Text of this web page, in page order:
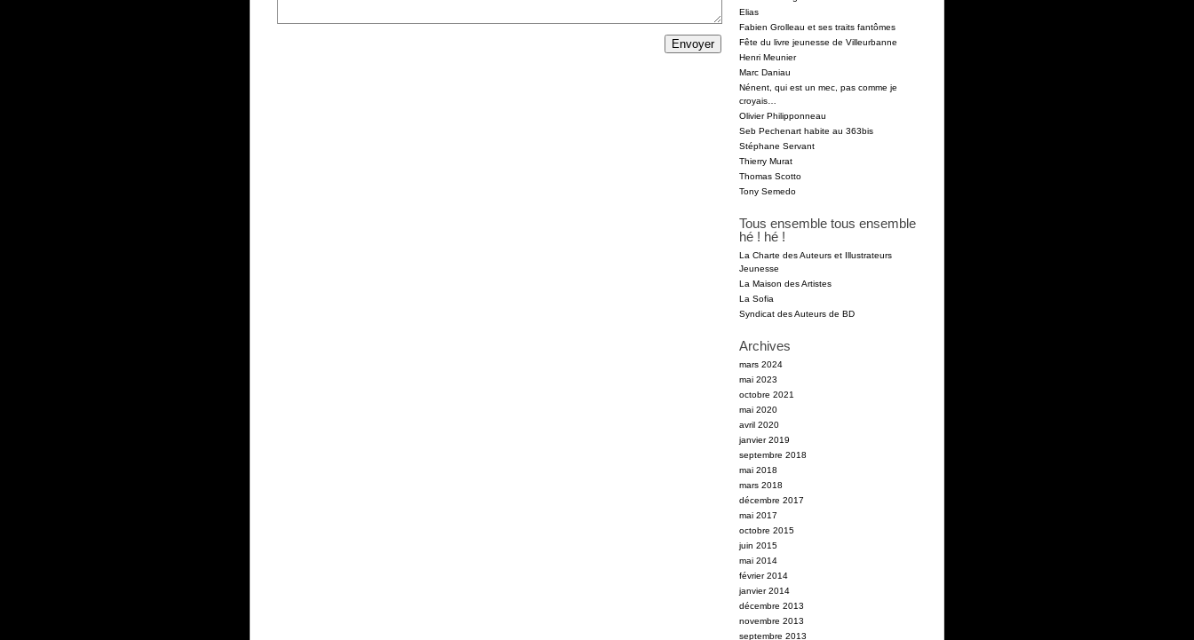
Elias
Fabien Grolleau et ses traits fantômes
Fête du livre jeunesse de Villeurbanne
Henri Meunier
Marc Daniau
Nénent, qui est un mec, pas comme je
croyais…
Olivier Philipponneau
Seb Pechenart habite au 363bis
Stéphane Servant
Thierry Murat
Thomas Scotto
Tony Semedo
Tous ensemble tous ensemble
hé ! hé !
La Charte des Auteurs et Illustrateurs
Jeunesse
La Maison des Artistes
La Sofia
Syndicat des Auteurs de BD
Archives
mars 2024
mai 2023
octobre 2021
mai 2020
avril 2020
janvier 2019
septembre 2018
mai 2018
mars 2018
décembre 2017
mai 2017
octobre 2015
juin 2015
mai 2014
février 2014
janvier 2014
décembre 2013
novembre 2013
septembre 2013